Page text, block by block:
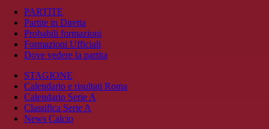
PARTITE
Partite in Diretta
Probabili formazioni
Formazioni Ufficiali
Dove vedere la partita
STAGIONE
Calendario e risultati Roma
Calendario Serie A
Classifica Serie A
News Calcio